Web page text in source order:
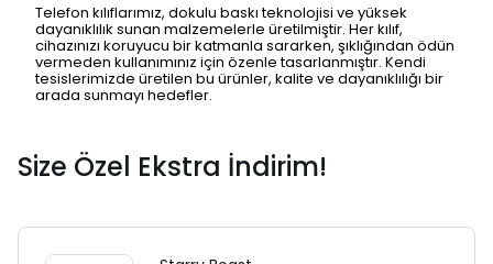
Telefon kılıflarımız, dokulu baskı teknolojisi ve yüksek
dayanıklılık sunan malzemelerle üretilmiştir. Her kılıf,
cihazınızı koruyucu bir katmanla sararken, şıklığından ödün
vermeden kullanımınız için özenle tasarlanmıştır. Kendi
tesislerimizde üretilen bu ürünler, kalite ve dayanıklılığı bir
arada sunmayı hedefler.
Size Özel Ekstra İndirim!